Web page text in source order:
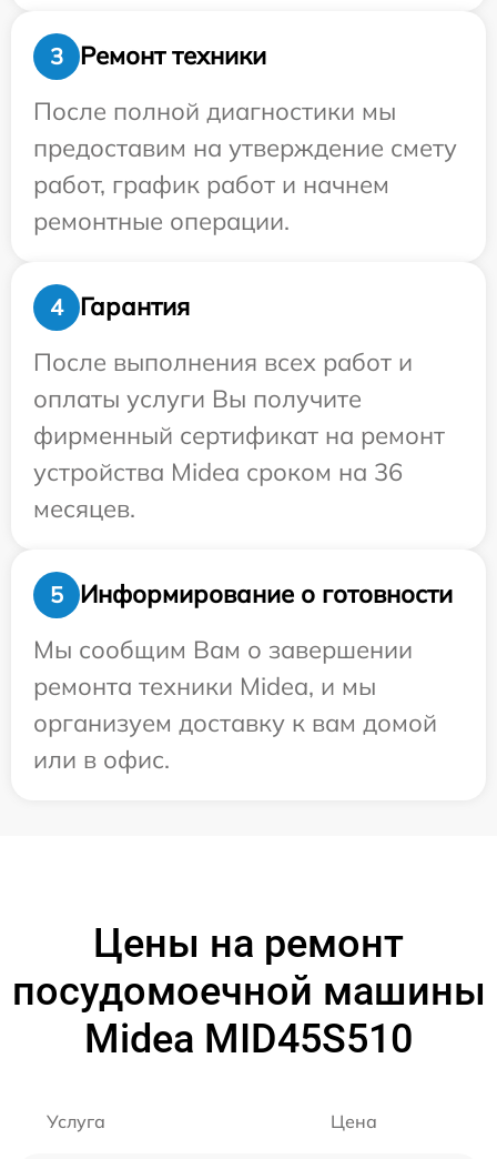
3
Ремонт техники
После полной диагностики мы
предоставим на утверждение смету
работ, график работ и начнем
ремонтные операции.
4
Гарантия
После выполнения всех работ и
оплаты услуги Вы получите
фирменный сертификат на ремонт
устройства Midea сроком на 36
месяцев.
5
Информирование о готовности
Мы сообщим Вам о завершении
ремонта техники Midea, и мы
организуем доставку к вам домой
или в офис.
Цены на ремонт
посудомоечной машины
Midea MID45S510
Услуга Цена